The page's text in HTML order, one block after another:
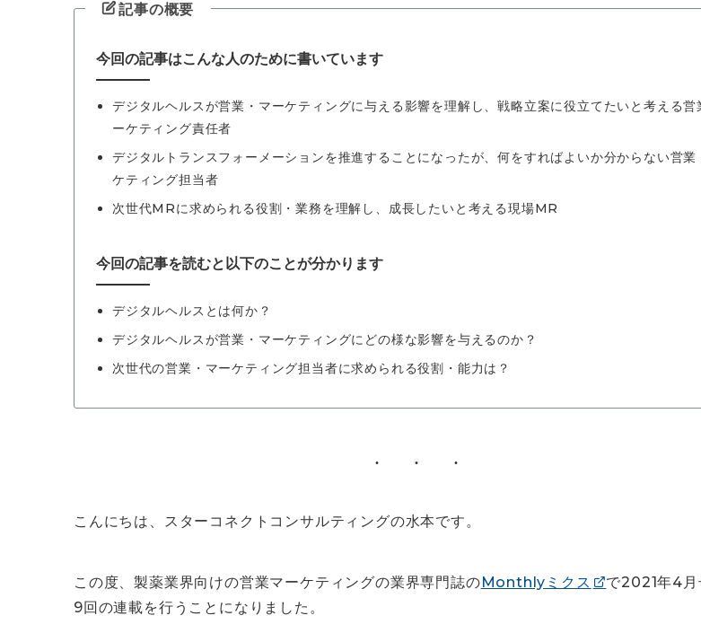
記事の概要
今回の記事はこんな人のために書いています
デジタルヘルスが営業・マーケティングに与える影響を理解し、戦略立案に役立てたいと考える営
ーケティング責任者
デジタルトランスフォーメーションを推進することになったが、何をすればよいか分からない営業
ケティング担当者
次世代MRに求められる役割・業務を理解し、成長したいと考える現場MR
今回の記事を読むと以下のことが分かります
デジタルヘルスとは何か？
デジタルヘルスが営業・マーケティングにどの様な影響を与えるのか？
次世代の営業・マーケティング担当者に求められる役割・能力は？
こんにちは、スターコネクトコンサルティングの水本です。
この度、製薬業界向けの営業マーケティングの業界専門誌のMonthlyミクス
で2021年4月
9回の連載を行うことになりました。